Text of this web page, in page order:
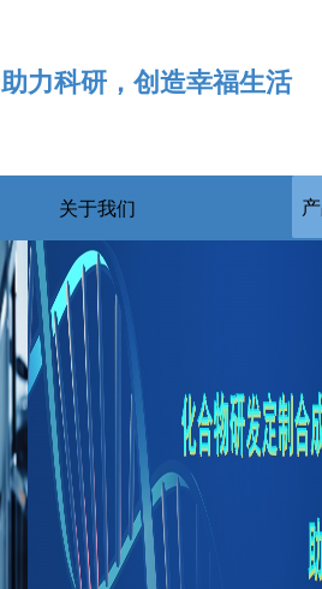
助力科研，创造幸福生活
关于我们